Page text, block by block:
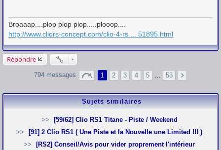
g
e
Broaaap....plop plop plop.....plooop....
http://www.cliors-concept.com/clio-4-rs ... 51895.html
Répondre
794 messages 1 2 3 4 5 53
Sujets similaires
[59/62] Clio RS1 Titane - Piste / Weekend
[91] 2 Clio RS1 ( Une Piste et la Nouvelle une Limited !!! )
[RS2] Conseil/Avis pour vider proprement l'intérieur